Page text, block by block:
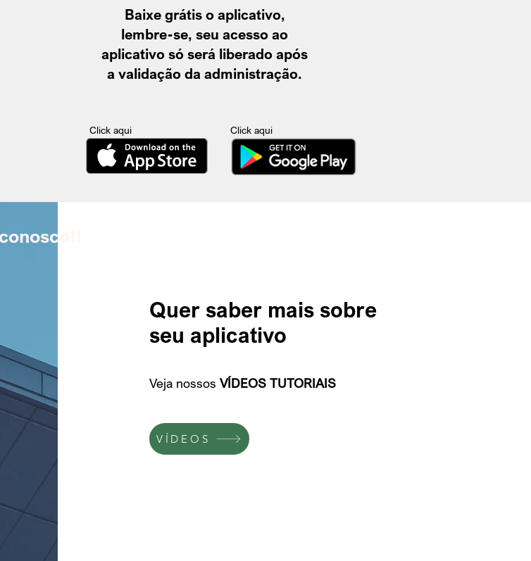
Baixe grátis o aplicativo,
lembre-se, seu acesso ao
aplicativo só será liberado após
a validação da administração.
Click aqui Click aqui
Quer saber mais sobre
seu aplicativo
Veja nossos VÍDEOS TUTORIAIS
VÍDEOS